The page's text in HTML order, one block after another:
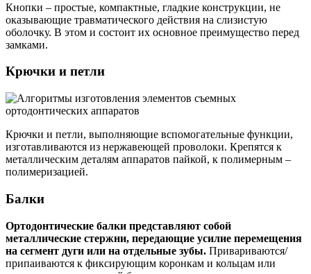
Кнопки – простые, компактные, гладкие конструкции, не
оказывающие травматического действия на слизистую
оболочку. В этом и состоит их основное преимущество перед
замками.
Крючки и петли
Крючки и петли, выполняющие вспомогательные функции,
изготавливаются из нержавеющей проволоки. Крепятся к
металлическим деталям аппаратов пайкой, к полимерным –
полимеризацией.
Балки
Ортодонтические балки представляют собой
металлические стержни, передающие усилие перемещения
на сегмент дуги или на отдельные зубы. Привариваются/
припаиваются к фиксирующим коронкам и кольцам или